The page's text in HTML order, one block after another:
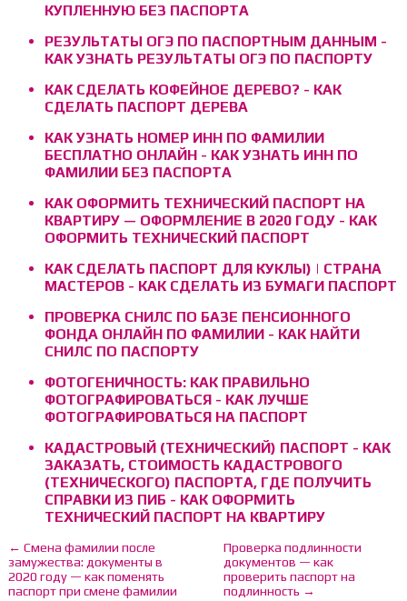
КУПЛЕННУЮ БЕЗ ПАСПОРТА
РЕЗУЛЬТАТЫ ОГЭ ПО ПАСПОРТНЫМ ДАННЫМ -
КАК УЗНАТЬ РЕЗУЛЬТАТЫ ОГЭ ПО ПАСПОРТУ
КАК СДЕЛАТЬ КОФЕЙНОЕ ДЕРЕВО? - КАК
СДЕЛАТЬ ПАСПОРТ ДЕРЕВА
КАК УЗНАТЬ НОМЕР ИНН ПО ФАМИЛИИ
БЕСПЛАТНО ОНЛАЙН - КАК УЗНАТЬ ИНН ПО
ФАМИЛИИ БЕЗ ПАСПОРТА
КАК ОФОРМИТЬ ТЕХНИЧЕСКИЙ ПАСПОРТ НА
КВАРТИРУ — ОФОРМЛЕНИЕ В 2020 ГОДУ - КАК
ОФОРМИТЬ ТЕХНИЧЕСКИЙ ПАСПОРТ
КАК СДЕЛАТЬ ПАСПОРТ ДЛЯ КУКЛЫ) | СТРАНА
МАСТЕРОВ - КАК СДЕЛАТЬ ИЗ БУМАГИ ПАСПОРТ
ПРОВЕРКА СНИЛС ПО БАЗЕ ПЕНСИОННОГО
ФОНДА ОНЛАЙН ПО ФАМИЛИИ - КАК НАЙТИ
СНИЛС ПО ПАСПОРТУ
ФОТОГЕНИЧНОСТЬ: КАК ПРАВИЛЬНО
ФОТОГРАФИРОВАТЬСЯ - КАК ЛУЧШЕ
ФОТОГРАФИРОВАТЬСЯ НА ПАСПОРТ
КАДАСТРОВЫЙ (ТЕХНИЧЕСКИЙ) ПАСПОРТ - КАК
ЗАКАЗАТЬ, СТОИМОСТЬ КАДАСТРОВОГО
(ТЕХНИЧЕСКОГО) ПАСПОРТА, ГДЕ ПОЛУЧИТЬ
СПРАВКИ ИЗ ПИБ - КАК ОФОРМИТЬ
ТЕХНИЧЕСКИЙ ПАСПОРТ НА КВАРТИРУ
← Смена фамилии после
замужества: документы в
2020 году — как поменять
паспорт при смене фамилии
Проверка подлинности
документов — как
проверить паспорт на
подлинность →